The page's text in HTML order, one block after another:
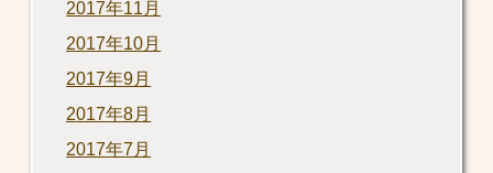
2017年11月
2017年10月
2017年9月
2017年8月
2017年7月